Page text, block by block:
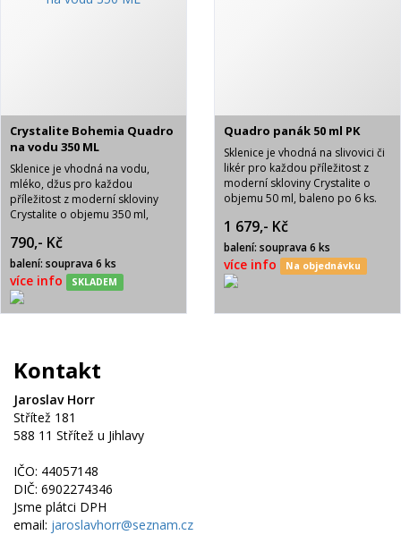
Crystalite Bohemia Quadro
na vodu 350 ML
Sklenice je vhodná na vodu,
mléko, džus pro každou
příležitost z moderní skloviny
Crystalite o objemu 350 ml,
dodávána v tmavomodré krabici
balené výrobcem.
790,- Kč
balení: souprava 6 ks
více info SKLADEM
Quadro panák 50 ml PK
Sklenice je vhodná na slivovici či
likér pro každou příležitost z
moderní skloviny Crystalite o
objemu 50 ml, baleno po 6 ks.
saténovou výstelkou.
1 679,- Kč
balení: souprava 6 ks
více info Na objednávku
Kontakt
Jaroslav Horr
Střítež 181
588 11 Střítež u Jihlavy
IČO: 44057148
DIČ: 6902274346
Jsme plátci DPH
email: jaroslavhorr@seznam.cz